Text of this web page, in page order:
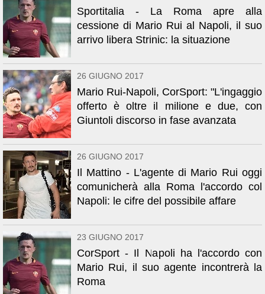
Sportitalia - La Roma apre alla
cessione di Mario Rui al Napoli, il suo
arrivo libera Strinic: la situazione
26 GIUGNO 2017
Mario Rui-Napoli, CorSport: "L'ingaggio
offerto è oltre il milione e due, con
Giuntoli discorso in fase avanzata
26 GIUGNO 2017
Il Mattino - L'agente di Mario Rui oggi
comunicherà alla Roma l'accordo col
Napoli: le cifre del possibile affare
23 GIUGNO 2017
CorSport - Il Napoli ha l'accordo con
Mario Rui, il suo agente incontrerà la
Roma